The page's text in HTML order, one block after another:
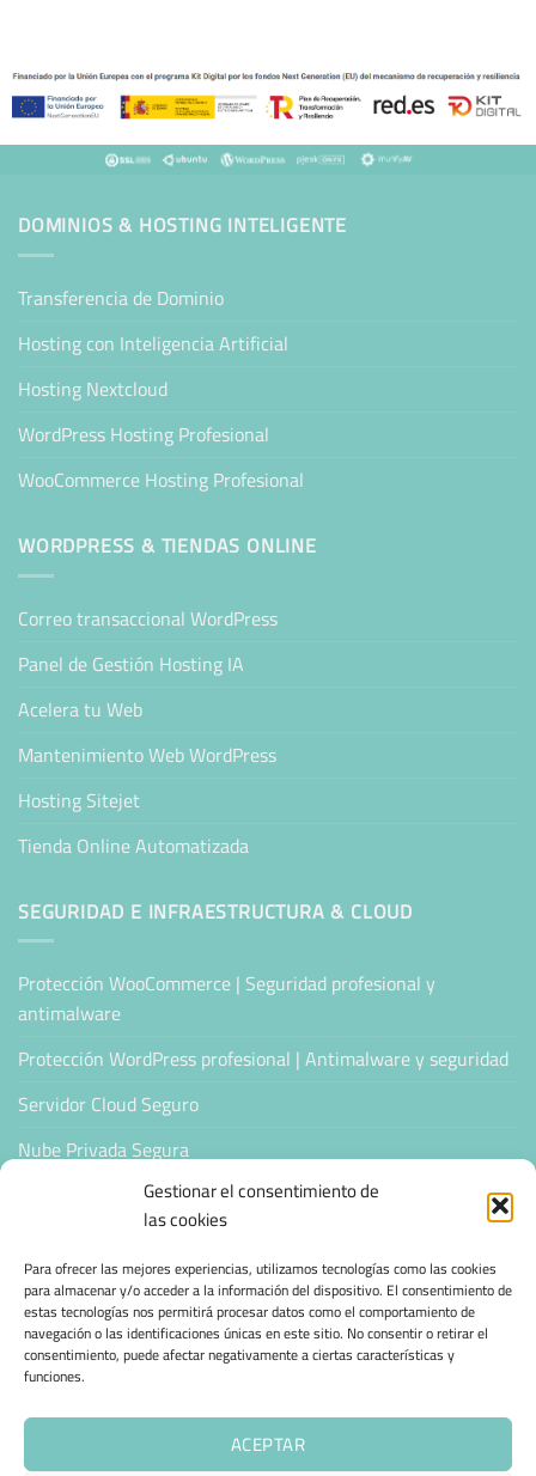
Gestionar el consentimiento de
las cookies
Para ofrecer las mejores experiencias, utilizamos tecnologías como las cookies
para almacenar y/o acceder a la información del dispositivo. El consentimiento de
estas tecnologías nos permitirá procesar datos como el comportamiento de
navegación o las identificaciones únicas en este sitio. No consentir o retirar el
consentimiento, puede afectar negativamente a ciertas características y
funciones.
ACEPTAR
DOMINIOS & HOSTING INTELIGENTE
Transferencia de Dominio
Hosting con Inteligencia Artificial
Hosting Nextcloud
WordPress Hosting Profesional
WooCommerce Hosting Profesional
WORDPRESS & TIENDAS ONLINE
Correo transaccional WordPress
Panel de Gestión Hosting IA
Acelera tu Web
Mantenimiento Web WordPress
Hosting Sitejet
Tienda Online Automatizada
SEGURIDAD E INFRAESTRUCTURA & CLOUD
Protección WooCommerce | Seguridad profesional y
antimalware
Protección WordPress profesional | Antimalware y seguridad
Servidor Cloud Seguro
Nube Privada Segura
CONFIANZA & ESPECIALIZACIÓN
Sello de Confianza
Empresas Verificadas +100 Protocolos Online
Migración desde otro proveedor
Hosting ecológico + IA